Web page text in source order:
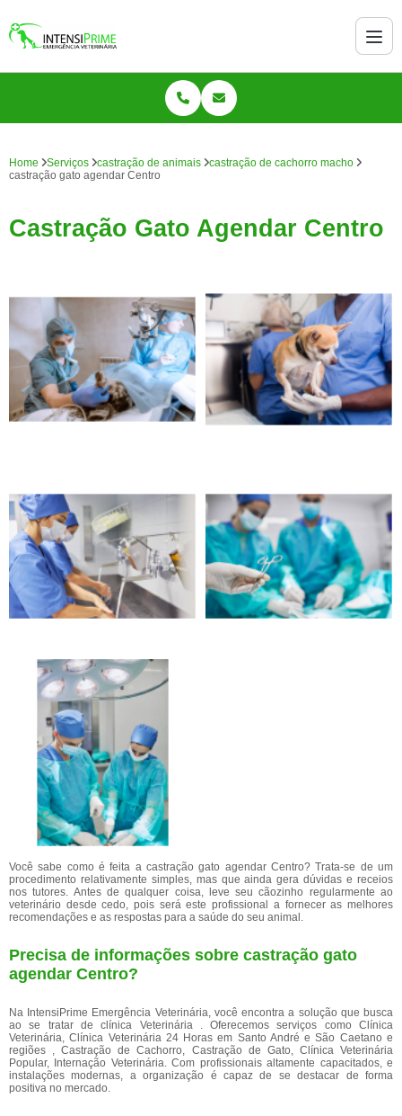
Home Serviços castração de animais
castração de cachorro macho
castração gato agendar Centro
Castração Gato Agendar Centro
Você sabe como é feita a castração gato agendar Centro? Trata-se de um
procedimento relativamente simples, mas que ainda gera dúvidas e receios
nos tutores. Antes de qualquer coisa, leve seu cãozinho regularmente ao
veterinário desde cedo, pois será este profissional a fornecer as melhores
recomendações e as respostas para a saúde do seu animal.
Precisa de informações sobre castração gato
agendar Centro?
Na IntensiPrime Emergência Veterinária, você encontra a solução que busca
ao se tratar de clínica Veterinária . Oferecemos serviços como Clínica
Veterinária, Clínica Veterinária 24 Horas em Santo André e São Caetano e
regiões , Castração de Cachorro, Castração de Gato, Clínica Veterinária
Popular, Internação Veterinária. Com profissionais altamente capacitados, e
instalações modernas, a organização é capaz de se destacar de forma
positiva no mercado.